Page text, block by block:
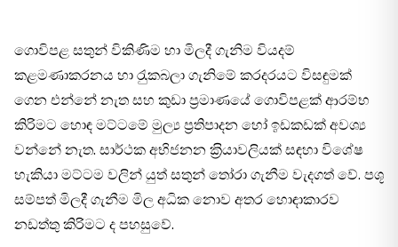
ගොවිපළ සතුන් විකිණිම හා මිලදී ගැනිම වියදම්
කළමණාකරනය හා රැුකබලා ගැනිමේ කරදරයට විසඳුමක්
ගෙන එන්නේ නැත සහ කුඩා ප‍්‍රමාණයේ ගොවිපළක් ආරම්භ
කිරිමට හොඳ මට්ටමේ මුල්‍ය ප‍්‍රතිපාදන හෝ ඉඩකඩක් අවශ්‍ය
වන්නේ නැත. සාර්ථක අභිජනන ක‍්‍රියාවලියක් සඳහා විශේෂ
හැකියා මට්ටම වලින් යුත් සතුන් තෝරා ගැනීම වැදගත් වේ. පශූ
සම්පත් මිලදී ගැනීම මිල අධික නොව අතර හොඳාකාරව
නඩත්තු කිරිමට ද පහසුවේ.